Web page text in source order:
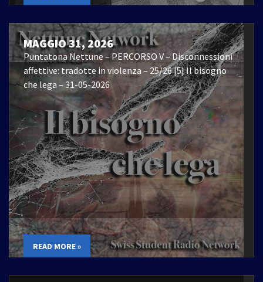
MAGGIO 31, 2026
Puntatona Nettune – PERCORSO V – Disconnessioni
affettive: tradotte in violenza – 25/26 |5| Il bisogno
che lega – 31-05-2026
READ MORE »